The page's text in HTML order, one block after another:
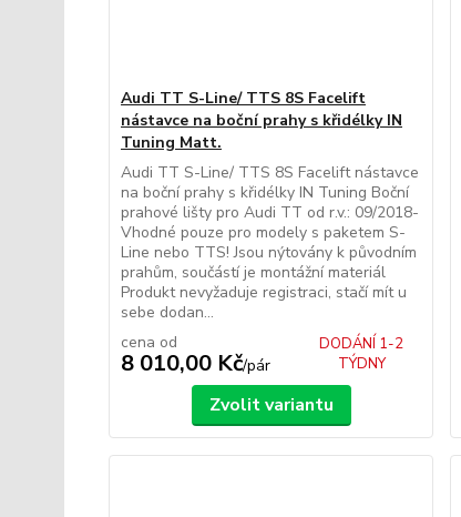
Audi TT S-Line/ TTS 8S Facelift
nástavce na boční prahy s křidélky IN
Tuning Matt.
Audi TT S-Line/ TTS 8S Facelift nástavce
na boční prahy s křidélky IN Tuning Boční
prahové lišty pro Audi TT od r.v.: 09/2018-
Vhodné pouze pro modely s paketem S-
Line nebo TTS! Jsou nýtovány k původním
prahům, součástí je montážní materiál
Produkt nevyžaduje registraci, stačí mít u
sebe dodan...
cena od
8 010,00 Kč/pár
DODÁNÍ 1-2
TÝDNY
Zvolit variantu